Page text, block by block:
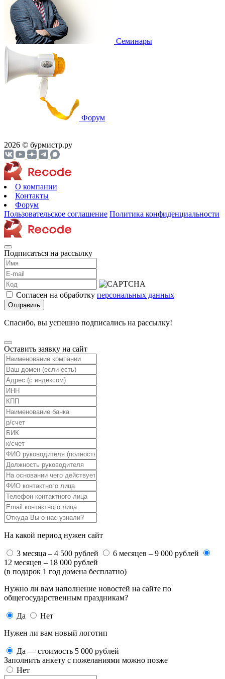
Cеминары
Форум
2026 © бурмистр.ру
О компании
Контакты
Форум
Пользовательское соглашение Политика конфиденциальности
Подписаться на рассылку
Согласен на обработку персональных данных
Отправить
Спасибо, вы успешно подписались на рассылку!
Оставить заявку на сайт
На какой период нужен сайт
3 месяца – 4 500 рублей
6 месяцев – 9 000 рублей
12 месяцев – 18 000 рублей
(в подарок 1 год домена бесплатно)
Нужно ли вам наполнение новостей на сайте по
общегосударственным праздникам?
Да
Нет
Нужен ли вам новый логотип
Да — стоимость 5 000 рублей
Заполнить анкету с пожеланиями можно позже
Нет